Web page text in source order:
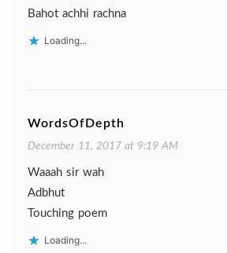
Bahot achhi rachna
Loading...
WordsOfDepth
December 11, 2017 at 9:19 AM
Waaah sir wah
Adbhut
Touching poem
Loading...